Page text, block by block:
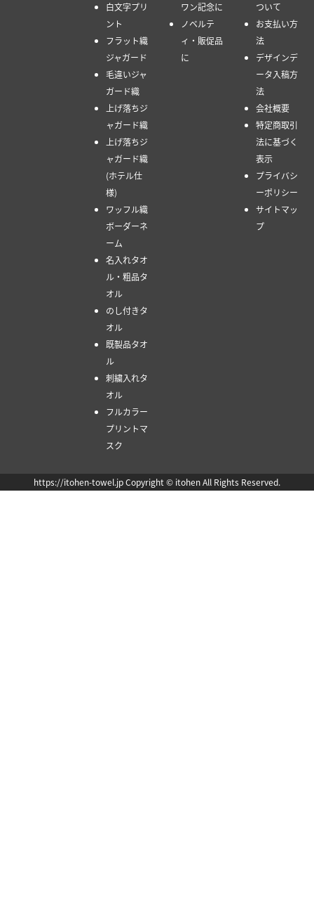
白文字プリ
ント
フラット織
ジャガード
毛違いジャ
ガード織
上げ落ちジ
ャガード織
上げ落ちジ
ャガード織
(ホテル仕
様)
ワッフル織
ボーダーネ
ーム
名入れタオ
ル・粗品タ
オル
のし付きタ
オル
既製品タオ
ル
刺繍入れタ
オル
フルカラー
プリントマ
スク
ワン記念に
ノベルテ
ィ・販促品
に
ついて
お支払い方
法
デザインデ
ータ入稿方
法
会社概要
特定商取引
法に基づく
表示
プライバシ
ーポリシー
サイトマッ
プ
https://itohen-towel.jp Copyright © itohen All Rights Reserved.